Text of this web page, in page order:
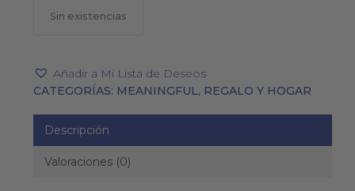
Sin existencias
Añadir a Mi Lista de Deseos
CATEGORÍAS: MEANINGFUL, REGALO Y HOGAR
Descripción
Valoraciones (0)